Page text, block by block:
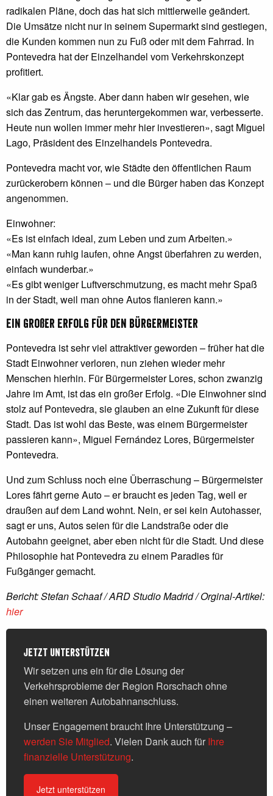
radikalen Pläne, doch das hat sich mittlerweile geändert.
Die Umsätze nicht nur in seinem Supermarkt sind gestiegen,
die Kunden kommen nun zu Fuß oder mit dem Fahrrad. In
Pontevedra hat der Einzelhandel vom Verkehrskonzept
profitiert.
«Klar gab es Ängste. Aber dann haben wir gesehen, wie
sich das Zentrum, das heruntergekommen war, verbesserte.
Heute nun wollen immer mehr hier investieren», sagt Miguel
Lago, Präsident des Einzelhandels Pontevedra.
Pontevedra macht vor, wie Städte den öffentlichen Raum
zurückerobern können – und die Bürger haben das Konzept
angenommen.
Einwohner:
«Es ist einfach ideal, zum Leben und zum Arbeiten.»
«Man kann ruhig laufen, ohne Angst überfahren zu werden,
einfach wunderbar.»
«Es gibt weniger Luftverschmutzung, es macht mehr Spaß
in der Stadt, weil man ohne Autos flanieren kann.»
Ein großer Erfolg für den Bürgermeister
Pontevedra ist sehr viel attraktiver geworden – früher hat die
Stadt Einwohner verloren, nun ziehen wieder mehr
Menschen hierhin. Für Bürgermeister Lores, schon zwanzig
Jahre im Amt, ist das ein großer Erfolg. «Die Einwohner sind
stolz auf Pontevedra, sie glauben an eine Zukunft für diese
Stadt. Das ist wohl das Beste, was einem Bürgermeister
passieren kann», Miguel Fernández Lores, Bürgermeister
Pontevedra.
Und zum Schluss noch eine Überraschung – Bürgermeister
Lores fährt gerne Auto – er braucht es jeden Tag, weil er
draußen auf dem Land wohnt. Nein, er sei kein Autohasser,
sagt er uns, Autos seien für die Landstraße oder die
Autobahn geeignet, aber eben nicht für die Stadt. Und diese
Philosophie hat Pontevedra zu einem Paradies für
Fußgänger gemacht.
Bericht: Stefan Schaaf / ARD Studio Madrid / Orginal-Artikel:
hier
Jetzt unterstützen
Wir setzen uns ein für die Lösung der
Verkehrsprobleme der Region Rorschach ohne
einen weiteren Autobahnanschluss.
Unser Engagement braucht Ihre Unterstützung –
werden Sie Mitglied. Vielen Dank auch für Ihre
finanzielle Unterstützung.
Jetzt unterstützen